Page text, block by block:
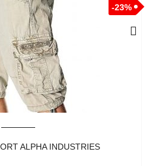
-23%
ALPHA INDUSTRIES